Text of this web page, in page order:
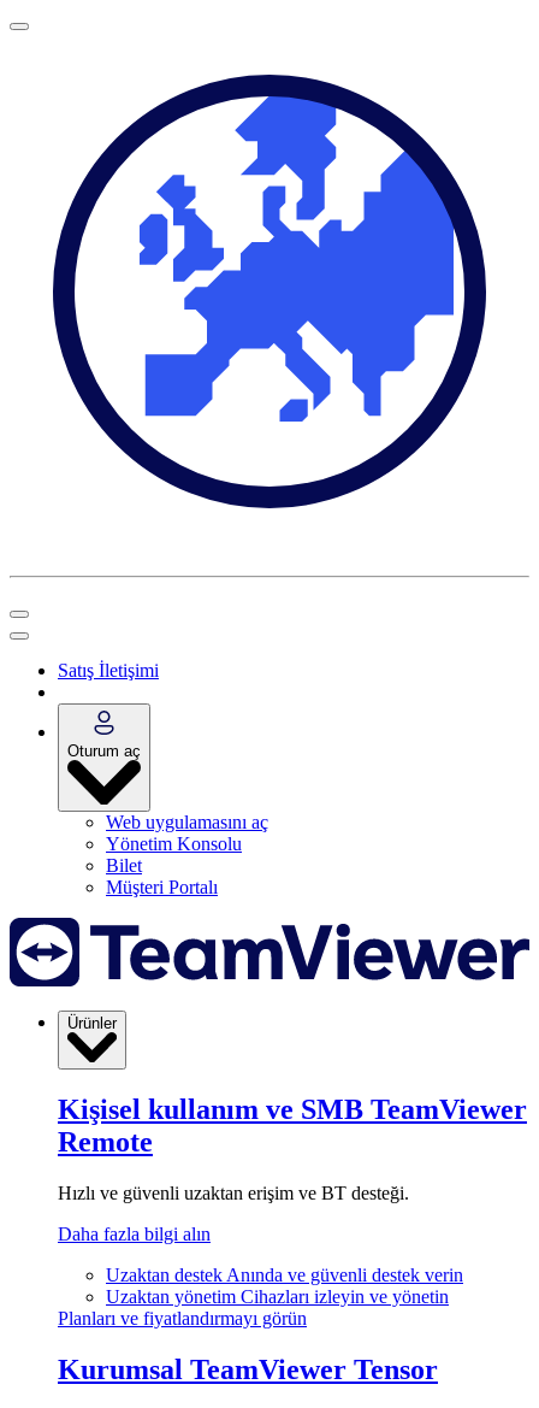
Satış İletişimi
Oturum aç
Web uygulamasını aç
Yönetim Konsolu
Bilet
Müşteri Portalı
Ürünler
Kişisel kullanım ve SMB TeamViewer
Remote
Hızlı ve güvenli uzaktan erişim ve BT desteği.
Daha fazla bilgi alın
Uzaktan destek Anında ve güvenli destek verin
Uzaktan yönetim Cihazları izleyin ve yönetin
Planları ve fiyatlandırmayı görün
Kurumsal TeamViewer Tensor